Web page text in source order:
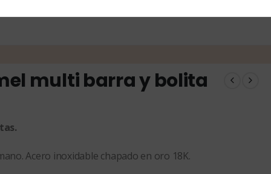
multi barra y bolita
Acero inoxidable chapado en oro 18K.